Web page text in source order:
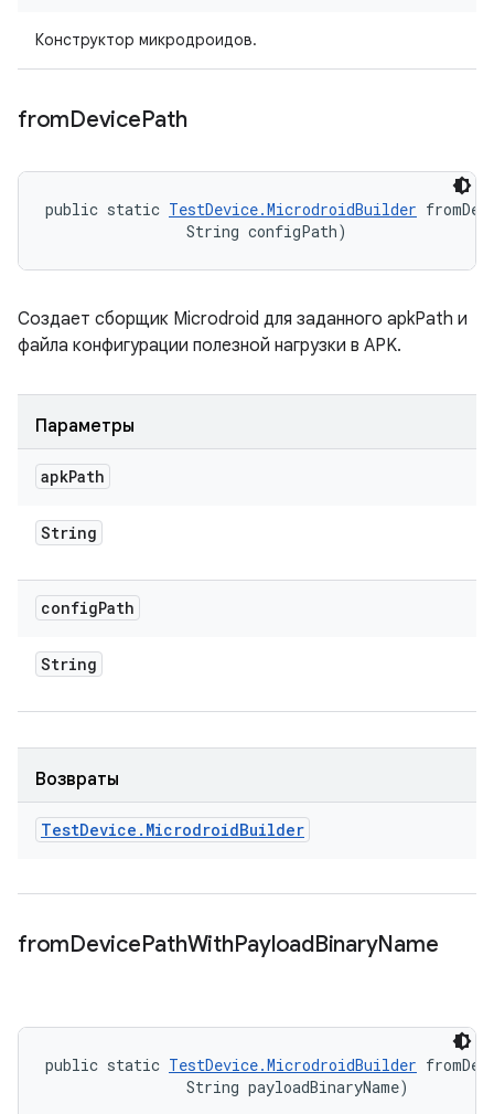
Конструктор микродроидов.
fromDevicePath
public static TestDevice.MicrodroidBuilder
                String configPath)
Создает сборщик Microdroid для заданного apkPath и
файла конфигурации полезной нагрузки в APK.
Параметры
apkPath
String
configPath
String
Возвраты
TestDevice . MicrodroidBuilder
fromDevicePathWithPayloadBinaryName
public static TestDevice.MicrodroidBuilder
                String payloadBinaryName)